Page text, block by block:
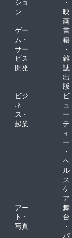
ン
映
画
ゲー
ム・
サー
ビス
開発
書
籍
・
雑
誌
出
版
ビジ
ネ
ス・
起業
ビ
ュ
ー
テ
ィ
ー
・
ヘ
ル
ス
ケ
ア
アー
ト・
写真
舞
台
・
パ